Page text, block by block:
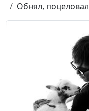
Обнял, поцеловал